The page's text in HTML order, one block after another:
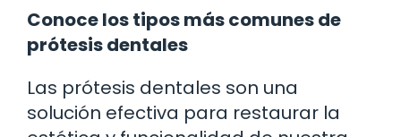
Conoce los tipos más comunes de
prótesis dentales
Las prótesis dentales son una
solución efectiva para restaurar la